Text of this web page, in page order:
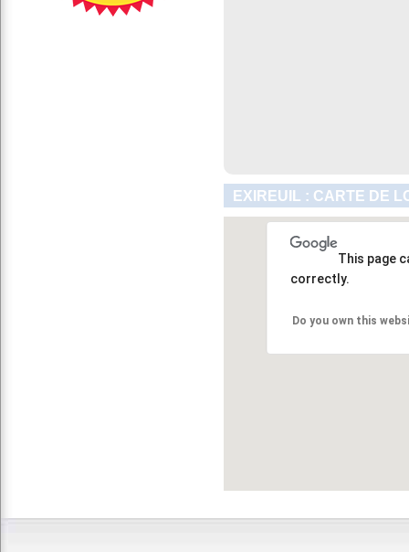
EXIREUIL : CARTE DE
This page
correctly.
Do you own this